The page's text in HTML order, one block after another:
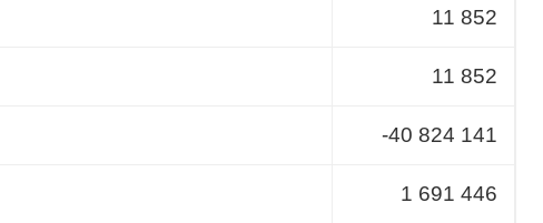
11 852
11 852
-40 824 141
1 691 446